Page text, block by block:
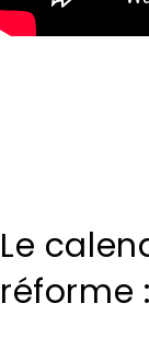
Le
réforme